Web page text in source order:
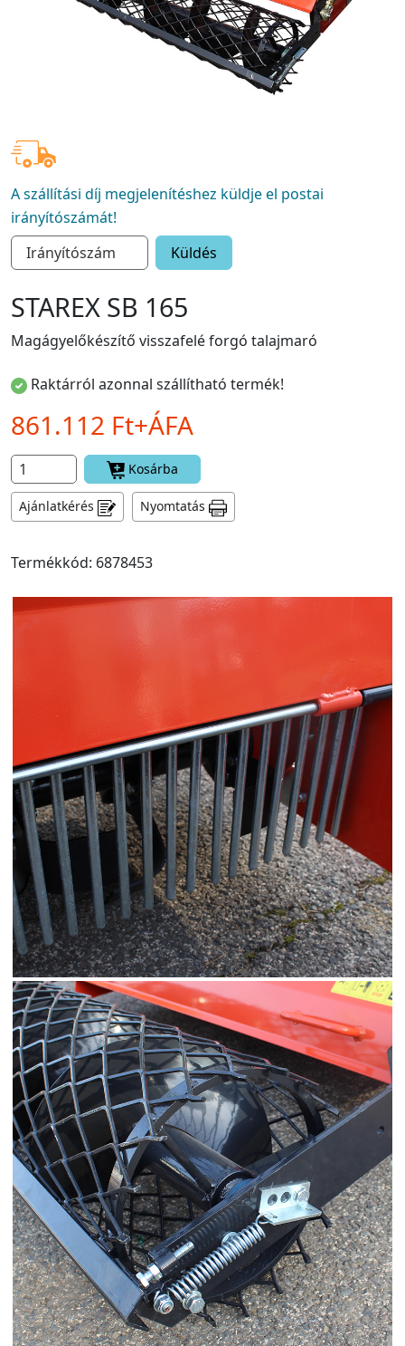
A szállítási díj megjelenítéshez küldje el postai
irányítószámát!
Küldés
STAREX SB 165
Magágyelőkészítő visszafelé forgó talajmaró
Raktárról azonnal szállítható termék!
861.112 Ft+ÁFA
Kosárba
Ajánlatkérés Nyomtatás
Termékkód: 6878453